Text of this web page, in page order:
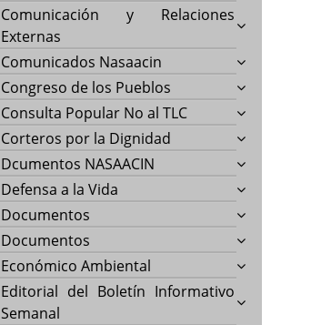
Comunicación y Relaciones
Externas
Comunicados Nasaacin
Congreso de los Pueblos
Consulta Popular No al TLC
Corteros por la Dignidad
Dcumentos NASAACIN
Defensa a la Vida
Documentos
Documentos
Económico Ambiental
Editorial del Boletín Informativo
Semanal